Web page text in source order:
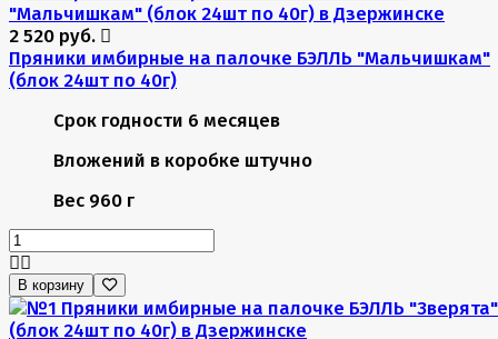
2 520 руб.
Пряники имбирные на палочке БЭЛЛЬ "Мальчишкам"
(блок 24шт по 40г)
Срок годности 6 месяцев
Вложений в коробке штучно
Вес 960 г
В корзину